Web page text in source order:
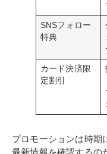
SNSフォロー
特典
カード決済限
定割引
プロモーションは時期
最新情報を確認するの